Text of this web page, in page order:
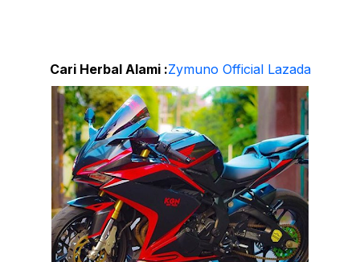
Cari Herbal Alami :Zymuno Official Lazada